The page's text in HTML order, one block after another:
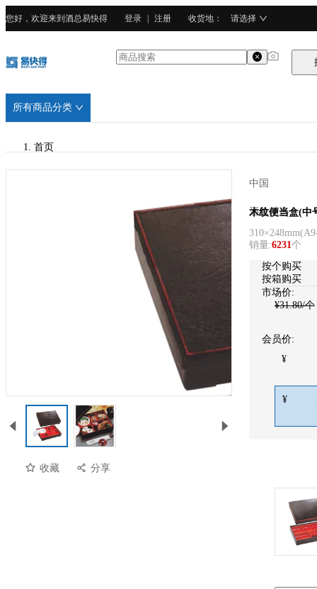
您好，欢迎来到酒总易快得 登录 注册 收货地 ： 请选择
所有商品分类
首页
收藏 分享
中国
酒总精选
木纹便当盒(中
310×248mm(
销量:6231个
按个购买
按箱购买
市场价:
¥31.80/个
会员价:
¥
¥